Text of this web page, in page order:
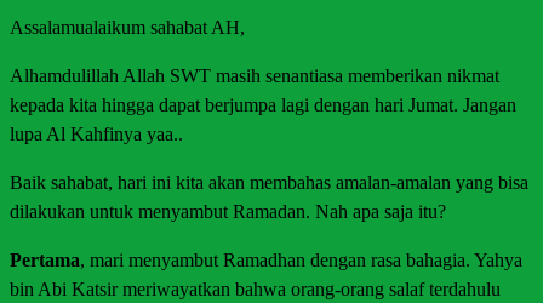
Assalamualaikum sahabat AH,
Alhamdulillah Allah SWT masih senantiasa memberikan nikmat
kepada kita hingga dapat berjumpa lagi dengan hari Jumat. Jangan
lupa Al Kahfinya yaa..
Baik sahabat, hari ini kita akan membahas amalan-amalan yang bisa
dilakukan untuk menyambut Ramadan. Nah apa saja itu?
Pertama, mari menyambut Ramadhan dengan rasa bahagia. Yahya
bin Abi Katsir meriwayatkan bahwa orang-orang salaf terdahulu